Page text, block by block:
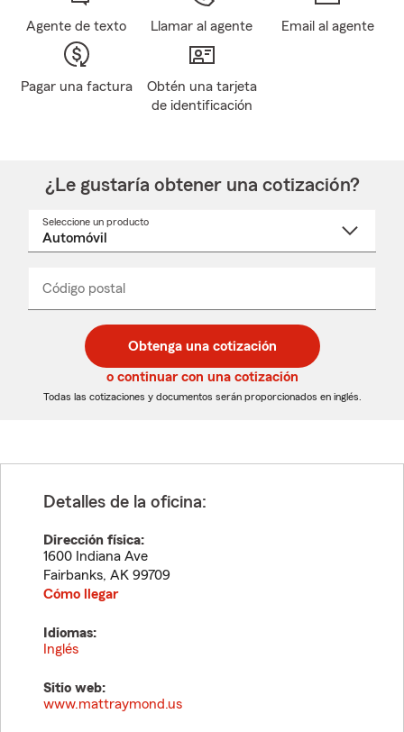
Agente de texto Llamar al agente Email al agente
Pagar una factura
Obtén una tarjeta
de identificación
¿Le gustaría obtener una cotización?
Seleccione un producto
desplegable
Código postal
de
5
dígitos
de
5
dígitos
_____
Obtenga una cotización
o continuar con una cotización
Todas las cotizaciones y documentos serán proporcionados en inglés.
Detalles de la oficina:
Dirección física:
1600 Indiana Ave
Fairbanks, AK 99709
Cómo llegar
Idiomas:
Inglés
Sitio web:
www.mattraymond.us